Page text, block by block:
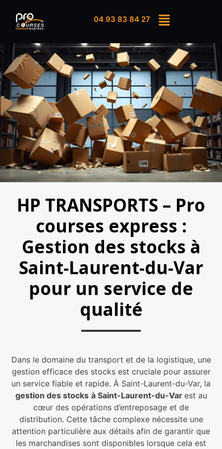
04 93 83 84 27
HP TRANSPORTS – Pro
courses express :
Gestion des stocks à
Saint-Laurent-du-Var
pour un service de
qualité
Dans le domaine du transport et de la logistique, une
gestion efficace des stocks est cruciale pour assurer
un service fiable et rapide. À Saint-Laurent-du-Var, la
gestion des stocks à Saint-Laurent-du-Var est au
cœur des opérations d’entreposage et de
distribution. Cette tâche complexe nécessite une
attention particulière aux détails afin de garantir que
les marchandises sont disponibles lorsque cela est